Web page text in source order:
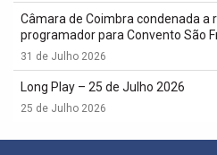
Câmara de Coimbra condenada a
programador para Convento São
31 de Julho 2026
Long Play – 25 de Julho 2026
25 de Julho 2026